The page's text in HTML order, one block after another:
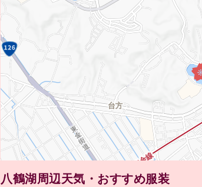
八鶴湖周辺天気・おすすめ服装